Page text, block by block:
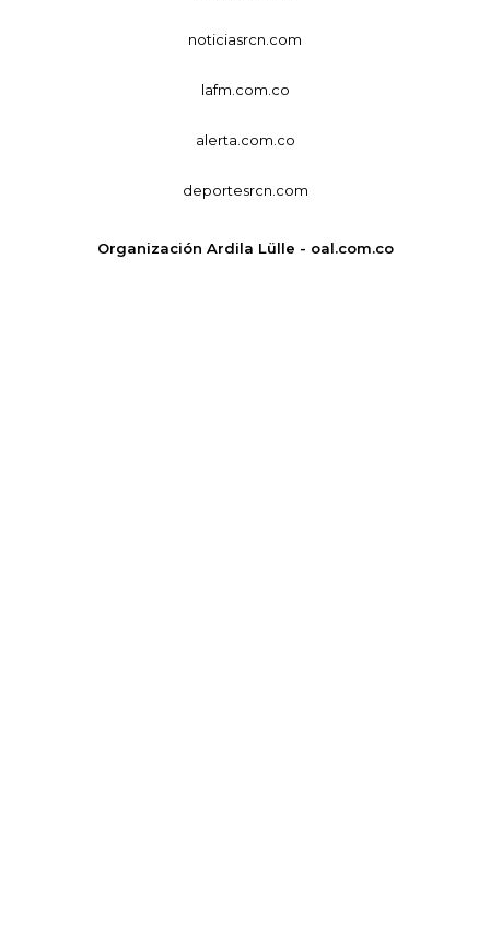
noticiasrcn.com
lafm.com.co
alerta.com.co
deportesrcn.com
Organización Ardila Lülle - oal.com.co